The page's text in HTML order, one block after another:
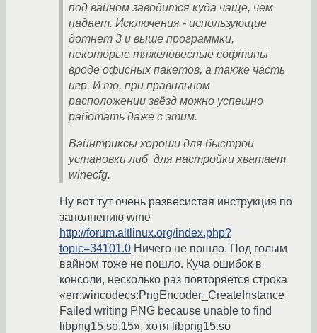
под вайном заводится куда чаще, чем
падает. Исключения - использующие
дотнет 3 и выше программки,
некоторые тяжеловесные софтины
вроде офисных пакетов, а также часть
игр. И то, при правильном
расположении звёзд можно успешно
работать даже с этим.
Вайнтриксы хороши для быстрой
установки либ, для настройки хватает
winecfg.
Ну вот тут очень развесистая инструкция по
заполнению wine
http://forum.altlinux.org/index.php?
topic=34101.0 Ничего не пошло. Под голым
вайном тоже не пошло. Куча ошибок в
консоли, несколько раз повторяется строка
«err:wincodecs:PngEncoder_CreateInstance
Failed writing PNG because unable to find
libpng15.so.15», хотя libpng15.so